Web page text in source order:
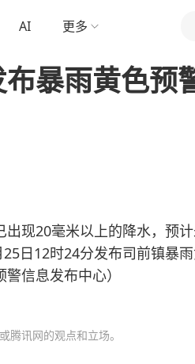
AI 更多
暴雨黄色预
现20毫米以上的降水，预
日12时24分发布司前镇暴
信息发布中心）
腾讯网的观点和立场。